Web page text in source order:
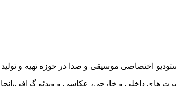
های داخلی و خارجی، عکاسی و ویدئو